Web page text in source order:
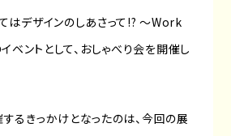
はデザインのしあさって!? 〜Work
ントとして、おしゃべり会を開催し
るきっかけとなったのは、今回の展